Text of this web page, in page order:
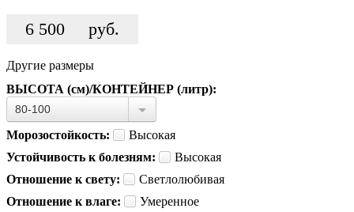
6 500 руб.
Другие размеры
ВЫСОТА (см)/КОНТЕЙНЕР (литр):
80-100
Морозостойкость:
Высокая
Устойчивость к болезням:
Высокая
Отношение к свету:
Светлолюбивая
Отношение к влаге:
Умеренное